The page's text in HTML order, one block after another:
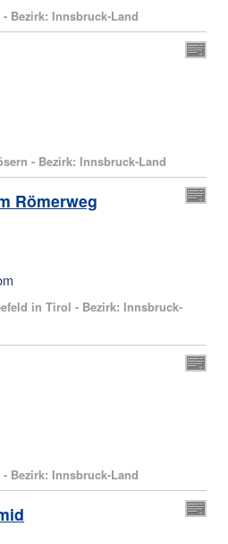
Bezirk: Innsbruck-Land
- Bezirk: Innsbruck-Land
Römerweg
in Tirol - Bezirk: Innsbruck-
Bezirk: Innsbruck-Land